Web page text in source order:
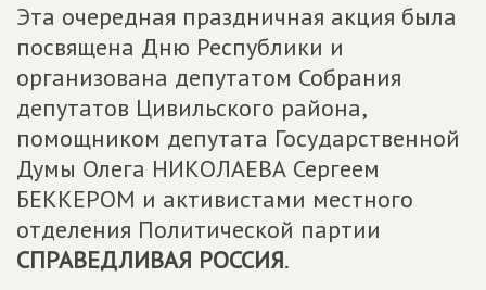
Эта очередная праздничная акция была
посвящена Дню Республики и
организована депутатом Собрания
депутатов Цивильского района,
помощником депутата Государственной
Думы Олега НИКОЛАЕВА Сергеем
БЕККЕРОМ и активистами местного
отделения Политической партии
СПРАВЕДЛИВАЯ РОССИЯ.